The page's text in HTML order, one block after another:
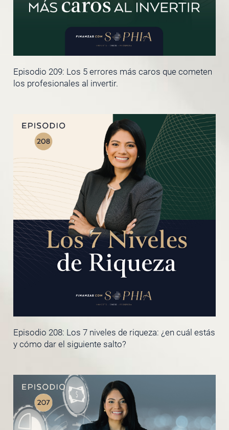
Episodio 209: Los 5 errores más caros que cometen
los profesionales al invertir.
Episodio 208: Los 7 niveles de riqueza: ¿en cuál estás
y cómo dar el siguiente salto?